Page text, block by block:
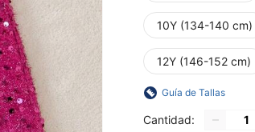
10Y (134-140 cm)
12Y (146-152 cm)
Guía de Tallas
Cantidad: